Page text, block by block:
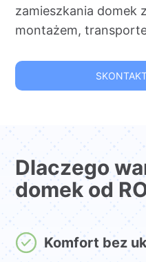
zamieszkania domek
montażem,
Dlaczego
domek od
Komfort bez